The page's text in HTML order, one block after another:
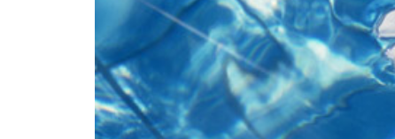
ロミロミサロン開業11周年を迎
えて思うこと